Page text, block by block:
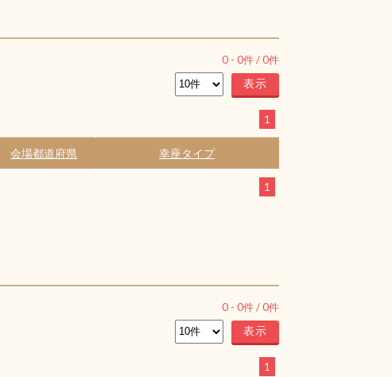
0 - 0件 /0件
1
会場都道府県 幸座タイプ
1
0 - 0件 /0件
1